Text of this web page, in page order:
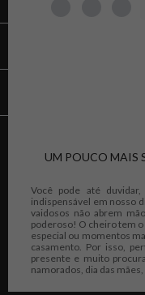
UM POUCO MAIS
Você pode até
indispensável em nosso
vaidosos não abrem
poderoso! O cheiro tem o
especial ou momentos
casamento. Por isso,
presente e muito
namorados, dia das mães,